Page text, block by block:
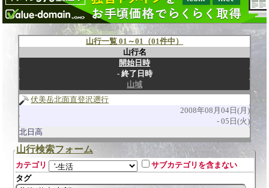
山行一覧 01～01（01件中）
山行名
開始日時
終了日時
山域
伏美岳北面直登沢遡行
2008年08月04日(月)
05日(火)
北日高
山行検索フォーム
カテゴリ
サブカテゴリを含まない
タグ